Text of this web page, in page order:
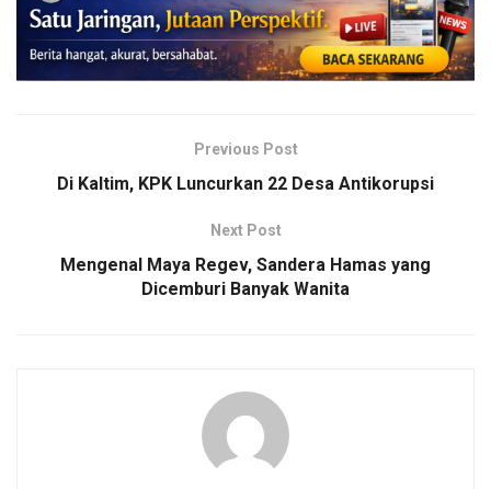
Previous Post
Di Kaltim, KPK Luncurkan 22 Desa Antikorupsi
Next Post
Mengenal Maya Regev, Sandera Hamas yang
Dicemburi Banyak Wanita